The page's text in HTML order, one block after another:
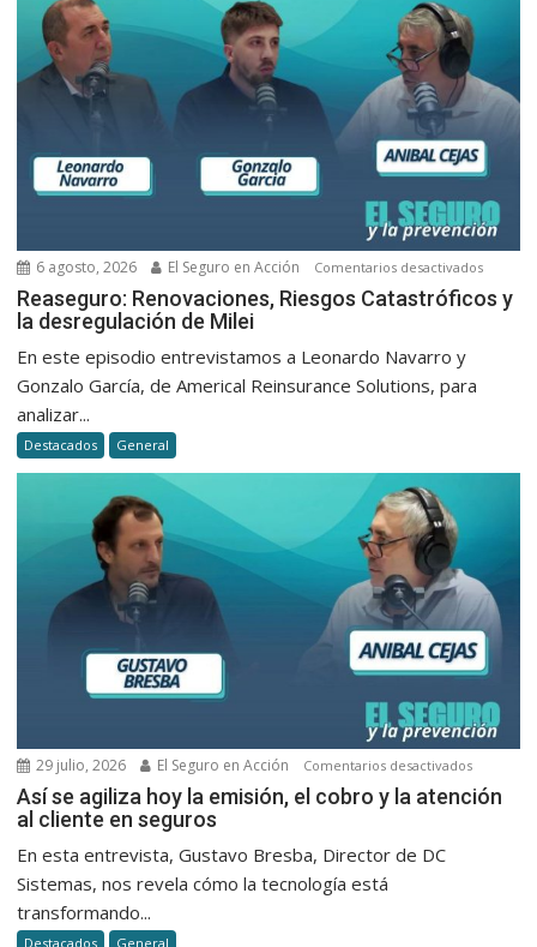
6 agosto, 2026 El Seguro en Acción Comentarios desactivadosen
de
Reaseguro: Renovaciones, Riesgos Catastróficos y
la desregulación de Milei
En este episodio entrevistamos a Leonardo Navarro y
Gonzalo García, de Americal Reinsurance Solutions, para
analizar...
Destacados General
29 julio, 2026 El Seguro en Acción Comentarios desactivadosen
Así
Así se agiliza hoy la emisión, el cobro y la atención
al cliente en seguros
En esta entrevista, Gustavo Bresba, Director de DC
Sistemas, nos revela cómo la tecnología está
transformando...
Destacados General